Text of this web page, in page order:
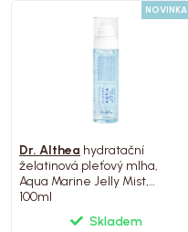
NOVINKA
Dr. Althea hydratační
želatinová pleťový mlha,
Aqua Marine Jelly Mist,
100ml
Skladem